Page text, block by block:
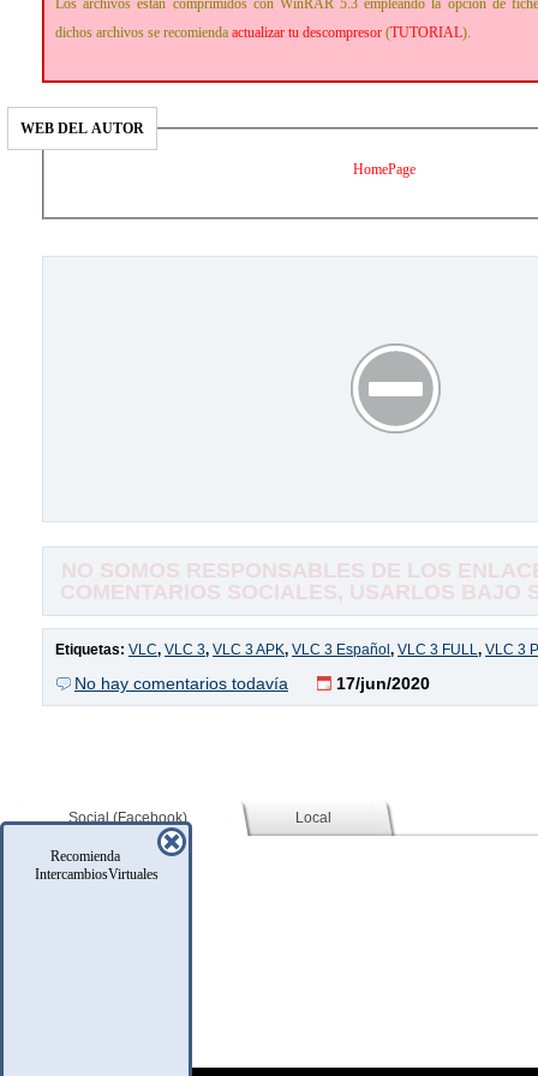
Recomienda
IntercambiosVirtuales
Los archivos estan comprimidos con WinRAR 5.3 empleando la opción de
dichos archivos se recomienda actualizar tu descompresor (TUTORIAL).
WEB DEL AUTOR
HomePage
NO SOMOS RESPONSABLES DE LOS
COMENTARIOS SOCIALES, USARLOS BAJO
Etiquetas: VLC, VLC 3, VLC 3 APK, VLC 3 Español, VLC 3 FULL , VLC 3
No hay comentarios todavía 17/jun/2020
Social (Facebook) Local